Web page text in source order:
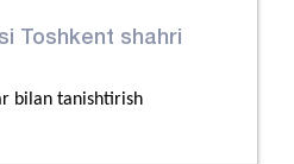
Toshkent shahri
bilan tanishtirish